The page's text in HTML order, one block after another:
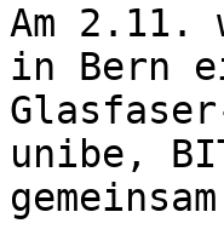
Am
in Bern
unibe,